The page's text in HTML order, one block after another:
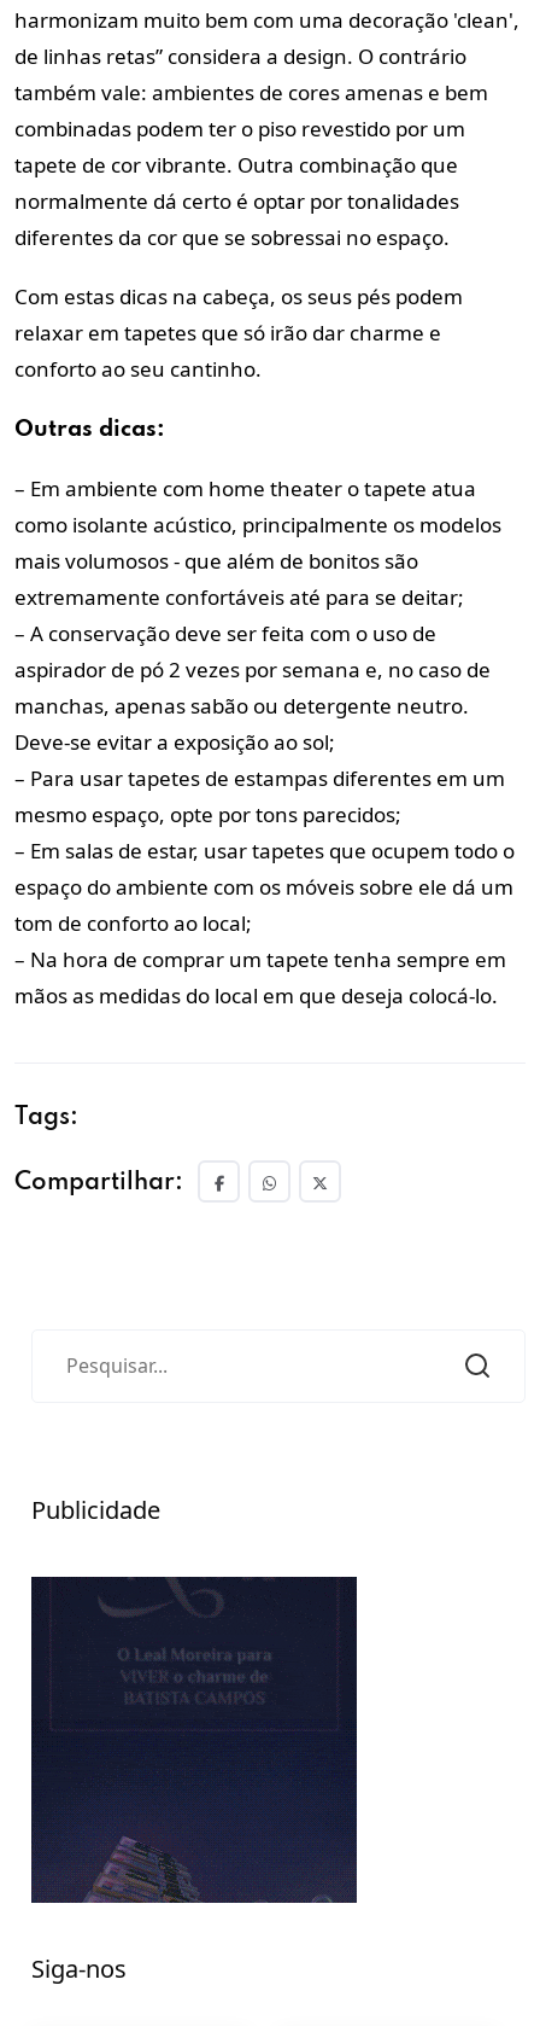
harmonizam muito bem com uma decoração 'clean',
de linhas retas” considera a design. O contrário
também vale: ambientes de cores amenas e bem
combinadas podem ter o piso revestido por um
tapete de cor vibrante. Outra combinação que
normalmente dá certo é optar por tonalidades
diferentes da cor que se sobressai no espaço.
Com estas dicas na cabeça, os seus pés podem
relaxar em tapetes que só irão dar charme e
conforto ao seu cantinho.
Outras dicas:
– Em ambiente com home theater o tapete atua
como isolante acústico, principalmente os modelos
mais volumosos - que além de bonitos são
extremamente confortáveis até para se deitar;
– A conservação deve ser feita com o uso de
aspirador de pó 2 vezes por semana e, no caso de
manchas, apenas sabão ou detergente neutro.
Deve-se evitar a exposição ao sol;
– Para usar tapetes de estampas diferentes em um
mesmo espaço, opte por tons parecidos;
– Em salas de estar, usar tapetes que ocupem todo o
espaço do ambiente com os móveis sobre ele dá um
tom de conforto ao local;
– Na hora de comprar um tapete tenha sempre em
mãos as medidas do local em que deseja colocá-lo.
Tags:
Compartilhar:
Publicidade
Siga-nos